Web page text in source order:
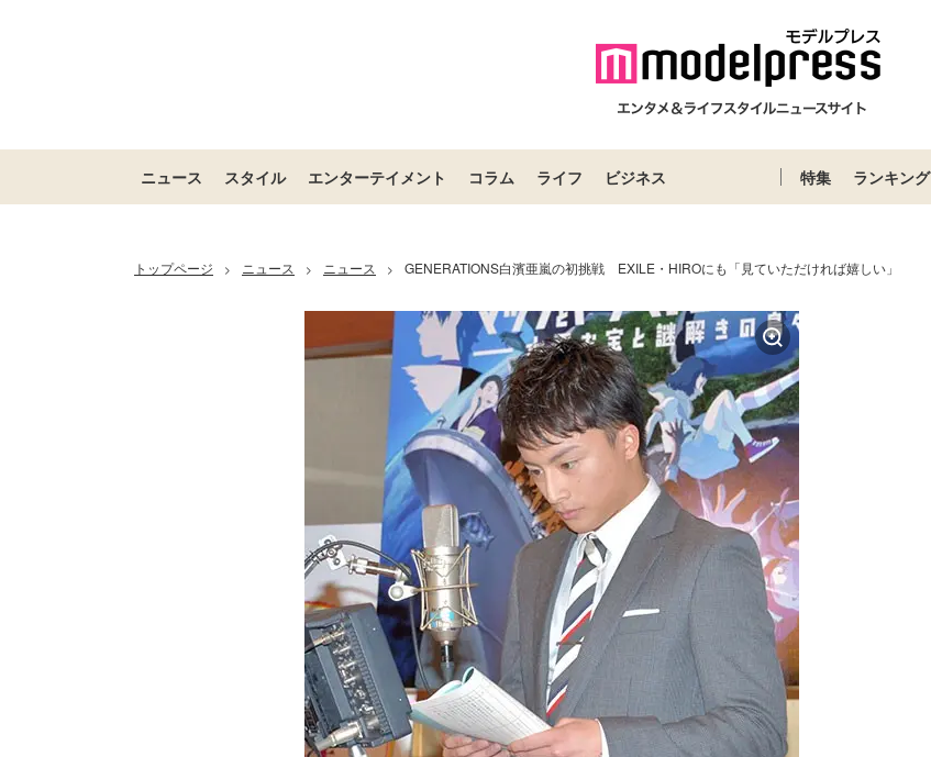
ニュース スタイル エンターテイメント コラム ライフ ビジネス 特集 ランキング
トップページ > ニュース > ニュース > GENERATIONS白濱亜嵐の初挑戦 EXILE・HIROにも「見ていただければ嬉しい」